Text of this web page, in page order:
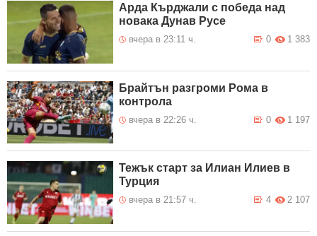
Арда Кърджали с победа над
новака Дунав Русе
вчера в 23:11 ч. 1 383
0
Брайтън разгроми Рома в
контрола
вчера в 22:26 ч. 1 197
0
Тежък старт за Илиан Илиев в
Турция
вчера в 21:57 ч. 2 107
4